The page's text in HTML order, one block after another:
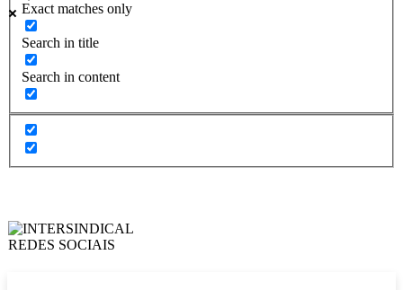
Exact matches only
Search in title
Search in content